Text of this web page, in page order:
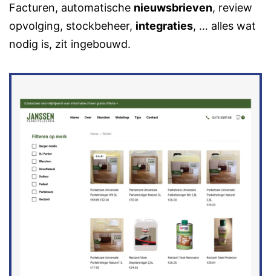
Facturen, automatische nieuwsbrieven, review
opvolging, stockbeheer, integraties, … alles wat
nodig is, zit ingebouwd.